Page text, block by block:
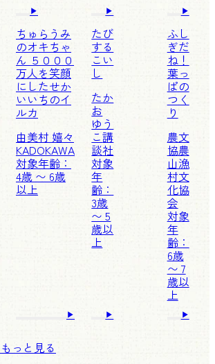
ちゅらうみ
のオキちゃ
ん ５０００
万人を笑顔
にしたせか
いいちのイ
ルカ
由美村 嬉々
KADOKAWA
対象年齢：
4歳 〜 6歳
以上
たび
する
こい
し
たか
お
ゆう
こ講
談社
対象
年
齢：
3歳
〜 5
歳以
上
ふし
ぎだ
ね！
葉っ
ぱの
つく
り
農文
協農
山漁
村文
化協
会
対象
年
齢：
6歳
〜 7
歳以
上
っと見る